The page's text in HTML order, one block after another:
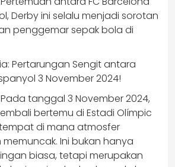
Derby ini selalu menjadi sorotan
penggemar sepak bola di
tanggal 3 November 2024,
bertemu di Estadi Olímpic
di mana atmosfer
Ini bukan hanya
biasa, tetapi merupakan